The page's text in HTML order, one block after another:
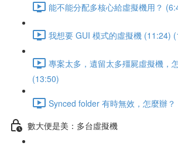
能不能分配多核心給虛擬機用？
我想要 GUI 模式的虛擬機 (11:24)
專案太多，遺留太多殭屍虛擬機，
(13:50)
Synced folder 有時無效，怎麼辦
數大便是美：多台虛擬機